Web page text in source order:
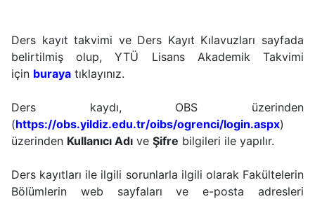
Ders kayıt takvimi ve Ders Kayıt Kılavuzları sayfada
belirtilmiş olup, YTÜ Lisans Akademik Takvimi
için buraya tıklayınız.
Ders kaydı, OBS üzerinden
(https://obs.yildiz.edu.tr/oibs/ogrenci/login.aspx)
üzerinden Kullanıcı Adı ve Şifre bilgileri ile yapılır.
Ders kayıtları ile ilgili sorunlarla ilgili olarak Fakültelerin
Bölümlerin web sayfaları ve e-posta adresleri